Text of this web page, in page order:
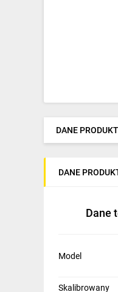
Ogrzewanie
Elektronarzędzia i
Dom i ogród
DANE
DANE
Dane
Model
Skalibrowany